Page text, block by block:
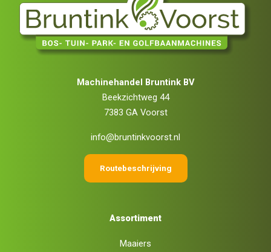
Machinehandel Bruntink BV
Beekzichtweg 44
7383 GA Voorst
info@bruntinkvoorst.nl
Routebeschrijving
Assortiment
Maaiers